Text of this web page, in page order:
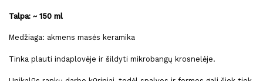
Talpa: ~ 150 ml
Medžiaga: akmens masės keramika
Tinka plauti indaplovėje ir šildyti mikrobangų krosnelėje.